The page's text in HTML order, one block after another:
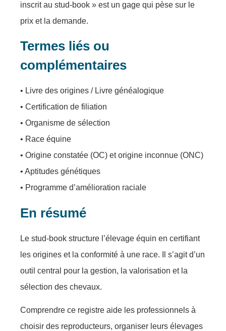
inscrit au stud-book » est un gage qui pèse sur le
prix et la demande.
Termes liés ou
complémentaires
• Livre des origines / Livre généalogique
• Certification de filiation
• Organisme de sélection
• Race équine
• Origine constatée (OC) et origine inconnue (ONC)
• Aptitudes génétiques
• Programme d’amélioration raciale
En résumé
Le stud-book structure l’élevage équin en certifiant
les origines et la conformité à une race. Il s’agit d’un
outil central pour la gestion, la valorisation et la
sélection des chevaux.
Comprendre ce registre aide les professionnels à
choisir des reproducteurs, organiser leurs élevages